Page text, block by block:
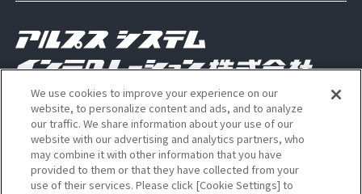
Copyright Alps System Integration Co., Ltd. All
rights reserved
We use cookies to improve your experience on our
website, to personalize content and ads, and to analyze
our traffic. We share information about your use of our
website with our advertising and analytics partners, who
may combine it with other information that you have
provided to them or that they have collected from your
use of their services. Please click [Cookie Settings] to